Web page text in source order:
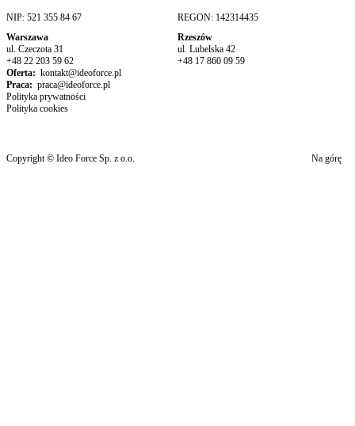
NIP: 521 355 84 67
REGON: 142314435
Warszawa
ul. Czeczota 31
+48 22 203 59 62
Rzeszów
ul. Lubelska 42
+48 17 860 09 59
Oferta: kontakt@ideoforce.pl
Praca: praca@ideoforce.pl
Polityka prywatności
Polityka cookies
Copyright © Ideo Force Sp. z o.o. Na górę